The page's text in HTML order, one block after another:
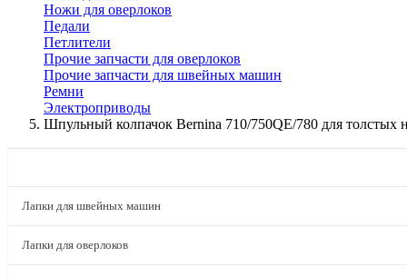
Ножи для оверлоков
Педали
Петлители
Прочие запчасти для оверлоков
Прочие запчасти для швейных машин
Ремни
Электроприводы
Шпульный колпачок Bernina 710/750QE/780 для толстых
Лапки для швейных машин
Лапки для оверлоков